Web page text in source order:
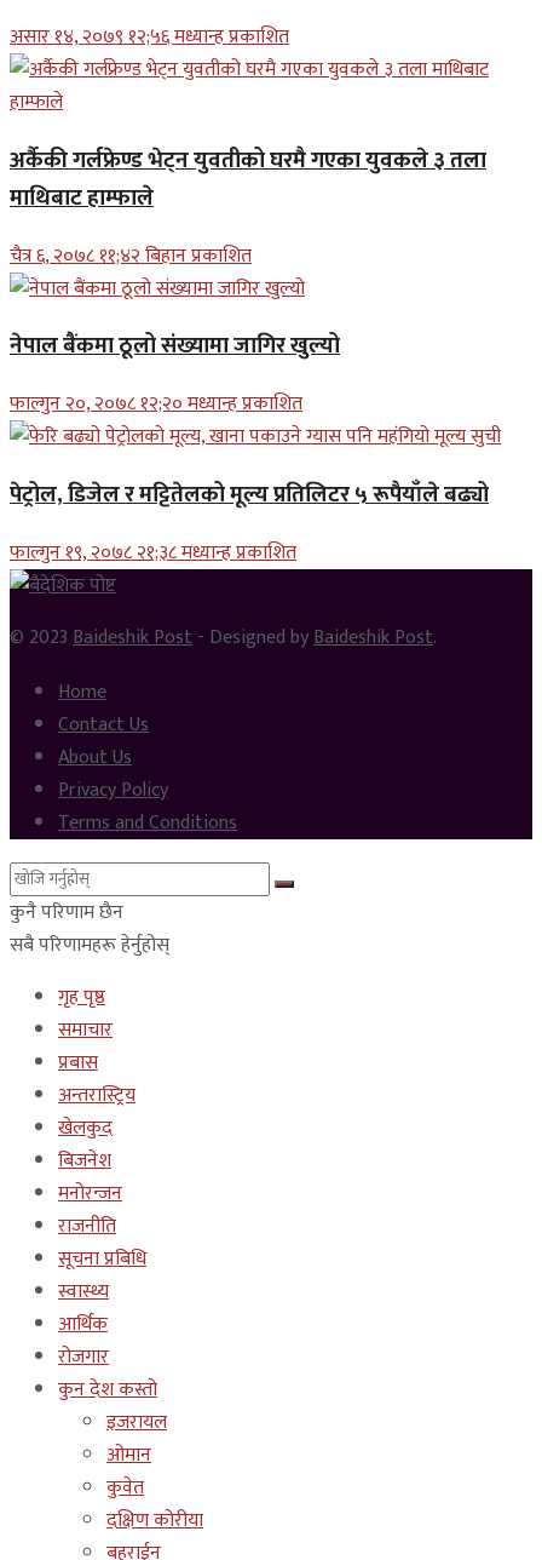
असार १४, २०७९ १२;५६ मध्यान्ह प्रकाशित
अर्कैकी गर्लफ्रेण्ड भेट्न युवतीको घरमै गएका युवकले ३ तला
माथिबाट हाम्फाले
चैत्र ६, २०७८ ११;४२ बिहान प्रकाशित
नेपाल बैंकमा ठूलो संख्यामा जागिर खुल्यो
फाल्गुन २०, २०७८ १२;२० मध्यान्ह प्रकाशित
पेट्रोल, डिजेल र मट्टितेलको मूल्य प्रतिलिटर ५ रूपैयाँले बढ्यो
फाल्गुन १९, २०७८ २१;३८ मध्यान्ह प्रकाशित
© 2023Baideshik Post- Designed byBaideshik Post.
Home
Contact Us
About Us
Privacy Policy
Terms and Conditions
कुनै परिणाम छैन
सबै परिणामहरू हेर्नुहोस्
गृह पृष्ठ
समाचार
प्रबास
अन्तरास्ट्रिय
खेलकुद
बिजनेश
मनोरन्जन
राजनीति
सूचना प्रबिधि
स्वास्थ्य
आर्थिक
रोजगार
कुन देश कस्तो
इजरायल
ओमान
कुवेत
दक्षिण कोरीया
बहराईन